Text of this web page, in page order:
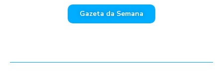
Gazeta da Semana